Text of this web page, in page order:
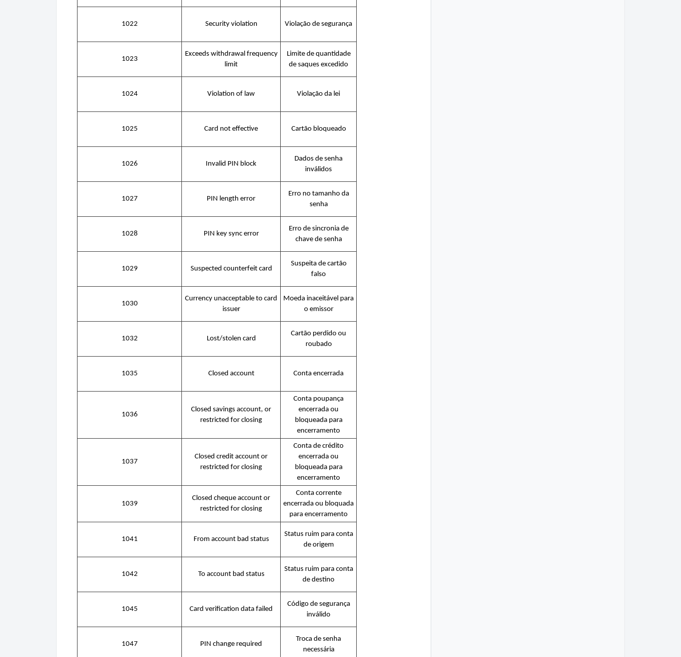
1022 Security violation Violação de segurança
1023
Exceeds withdrawal frequency
limit
Limite de quantidade
de saques excedido
1024 Violation of law Violação da lei
1025 Card not effective Cartão bloqueado
1026 Invalid PIN block
Dados de senha
inválidos
1027 PIN length error
Erro no tamanho da
senha
1028 PIN key sync error
Erro de sincronia de
chave de senha
1029 Suspected counterfeit card
Suspeita de cartão
falso
1030
Currency unacceptable to card
issuer
Moeda inaceitável para
o emissor
1032 Lost/stolen card
Cartão perdido ou
roubado
1035 Closed account Conta encerrada
1036
Closed savings account, or
restricted for closing
Conta poupança
encerrada ou
bloqueada para
encerramento
1037
Closed credit account or
restricted for closing
Conta de crédito
encerrada ou
bloqueada para
encerramento
1039
Closed cheque account or
restricted for closing
Conta corrente
encerrada ou bloquada
para encerramento
1041 From account bad status
Status ruim para conta
de origem
1042 To account bad status
Status ruim para conta
de destino
1045 Card verification data failed
Código de segurança
inválido
1047 PIN change required
Troca de senha
necessária